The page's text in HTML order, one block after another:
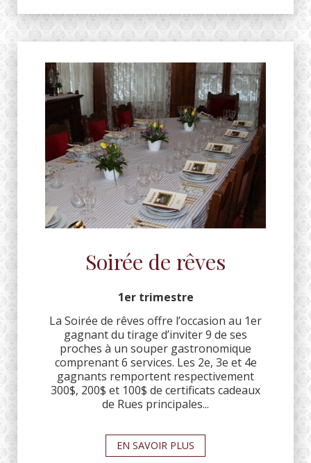
Soirée de rêves
1er trimestre
La Soirée de rêves offre l’occasion au 1er
gagnant du tirage d’inviter 9 de ses
proches à un souper gastronomique
comprenant 6 services. Les 2e, 3e et 4e
gagnants remportent respectivement
300$, 200$ et 100$ de certificats cadeaux
de Rues principales...
EN SAVOIR PLUS